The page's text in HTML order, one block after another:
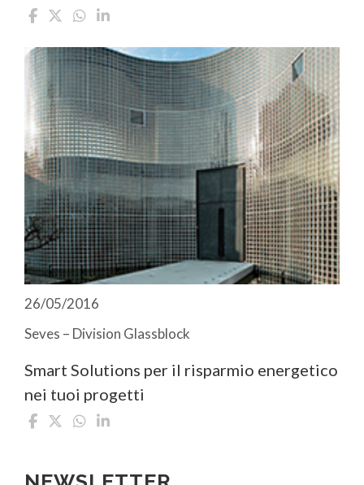
26/05/2016
Seves – Division Glassblock
Smart Solutions per il risparmio energetico
nei tuoi progetti